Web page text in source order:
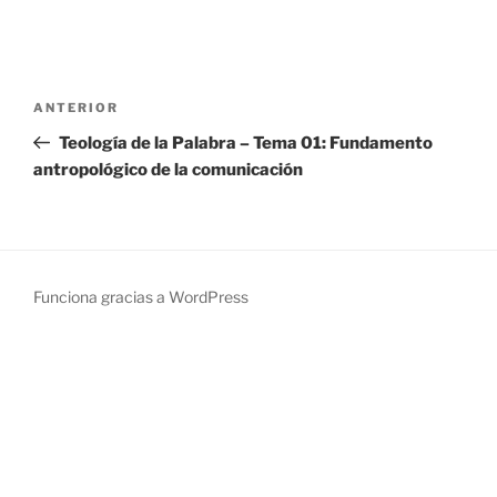
entradas
Entrada
anterior:
ANTERIOR
Teología de la Palabra – Tema 01: Fundamento
antropológico de la comunicación
Funciona gracias a WordPress